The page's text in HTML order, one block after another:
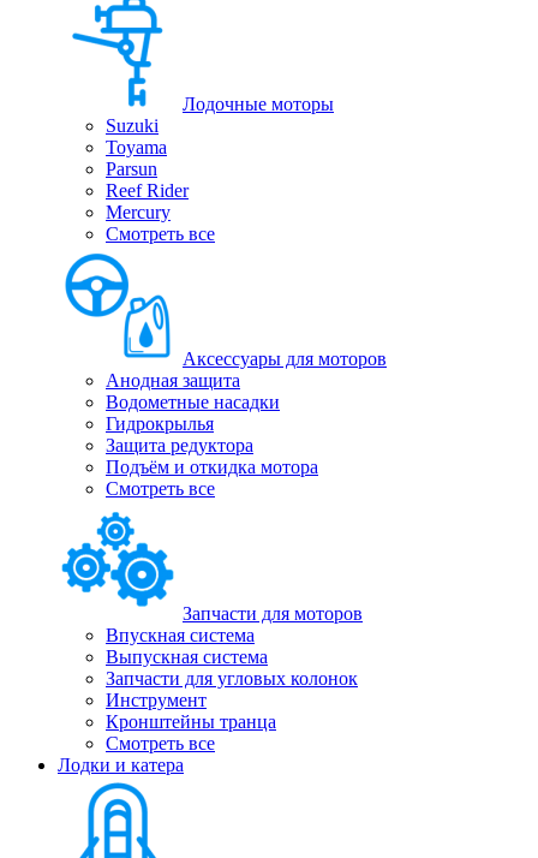
Лодочные моторы
Suzuki
Toyama
Parsun
Reef Rider
Mercury
Смотреть все
Аксессуары для моторов
Анодная защита
Водометные насадки
Гидрокрылья
Защита редуктора
Подъём и откидка мотора
Смотреть все
Запчасти для моторов
Впускная система
Выпускная система
Запчасти для угловых колонок
Инструмент
Кронштейны транца
Смотреть все
Лодки и катера